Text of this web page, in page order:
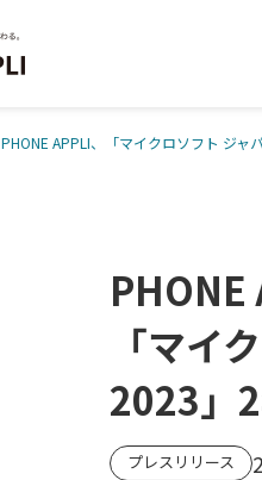
PHONE APPLI、「マイクロソフト ジ
PHONE
「マイ
2023」
プレスリリース